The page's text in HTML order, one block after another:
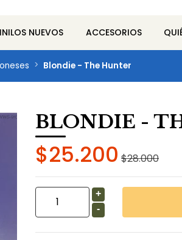
NUEVOS ACCESORIOS
Blondie - The Hunter
BLONDIE -
$25.200 $28.000
+
-